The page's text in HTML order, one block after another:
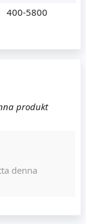
400-5800
produkt
denna